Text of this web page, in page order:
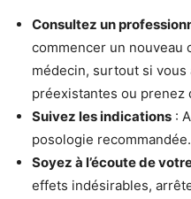
Consultez un
commencer un nouveau
médecin, surtout si
préexistantes ou prenez
Suivez les indications :
posologie recommandée.
Soyez à l’écoute de
effets indésirables,